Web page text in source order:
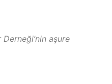
aşure